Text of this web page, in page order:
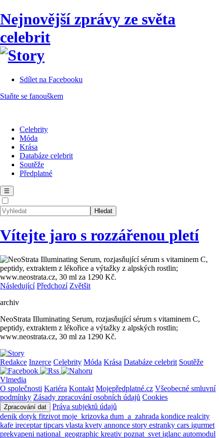
Nejnovější zprávy ze světa
celebrit
Sdílet na Facebooku
Staňte se fanouškem
Celebrity
Móda
Krása
Databáze celebrit
Soutěže
Předplatné
☰
Vítejte jaro s rozzářenou pletí
Následující Předchozí Zvětšit
archiv
NeoStrata Illuminating Serum, rozjasňující sérum s vitaminem C,
peptidy, extraktem z lékořice a výtažky z alpských rostlin;
www.neostrata.cz, 30 ml za 1290 Kč.
Redakce Inzerce Celebrity Móda Krása Databáze celebrit Soutěže
Vlmedia
O společnosti Kariéra Kontakt Mojepředplatné.cz Všeobecné smluvní
podmínky Zásady zpracování osobních údajů Cookies
Zpracování dat
Práva subjektů údajů
denik dotyk fitzivot moje_krizovka dum_a_zahrada kondice realcity
kafe ireceptartipcars vlasta kvety annonce story estranky cars igurmet
prekvapeni national_geographic kreativ poznat_svet iglanc automodul